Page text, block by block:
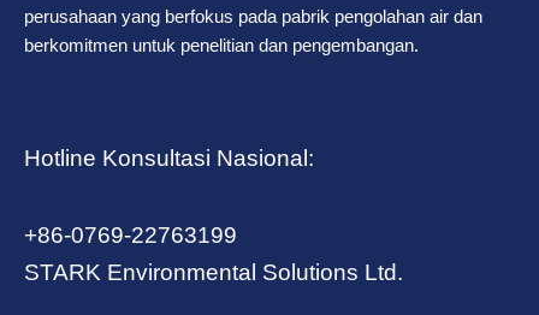
perusahaan yang berfokus pada pabrik pengolahan air dan
berkomitmen untuk penelitian dan pengembangan.
Hotline Konsultasi Nasional:
+86-0769-22763199
STARK Environmental Solutions Ltd.